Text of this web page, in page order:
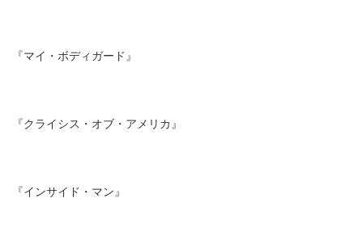
『マイ・ボディガード』
『クライシス・オブ・アメリカ』
『インサイド・マン』